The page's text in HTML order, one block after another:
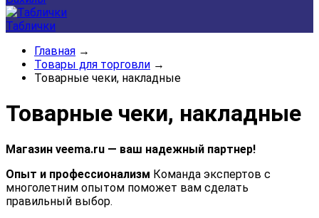
Таблички
Главная →
Товары для торговли →
Товарные чеки, накладные
Товарные чеки, накладные
Магазин veema.ru — ваш надежный партнер!
Опыт и профессионализм Команда экспертов с
многолетним опытом поможет вам сделать
правильный выбор.